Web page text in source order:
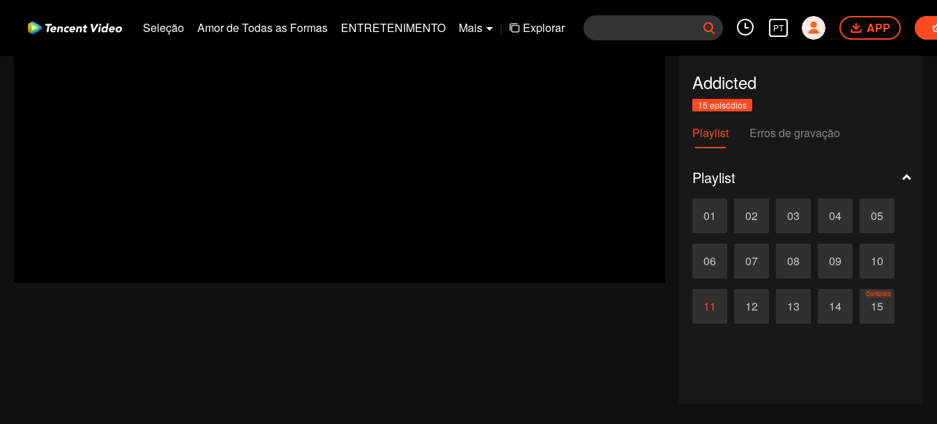
Seleção Amor de Todas as Formas ENTRETENIMENTO Mais | Explorar PT APP
Addicted
15 episódios
Playlist Erros de gravação
Playlist
01 02 03 04 05
06 07 08 09 10
11 12 13 14 15
Completo